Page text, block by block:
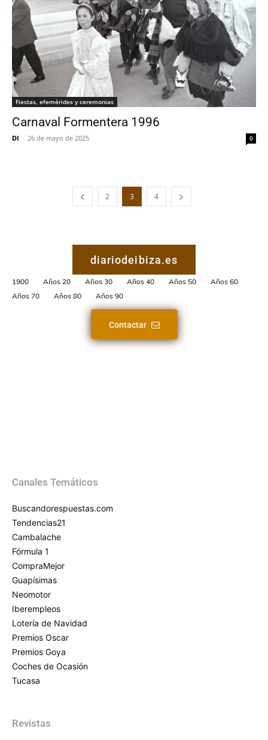
Fiestas, efemérides y ceremonias
Carnaval Formentera 1996
DI - 26 de mayo de 2025 0
2 3 4
diariodeibiza.es
1900 Años 20 Años 30 Años 40 Años 50
Años 60
Años 70
Años 80 Años 90
Contactar
Canales Temáticos
Buscandorespuestas.com
Tendencias21
Cambalache
Fórmula 1
CompraMejor
Guapísimas
Neomotor
Iberempleos
Lotería de Navidad
Premios Oscar
Premios Goya
Coches de Ocasión
Tucasa
Revistas